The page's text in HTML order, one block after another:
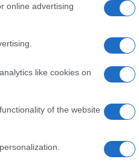
online advertising
like cookies on
of the website
de